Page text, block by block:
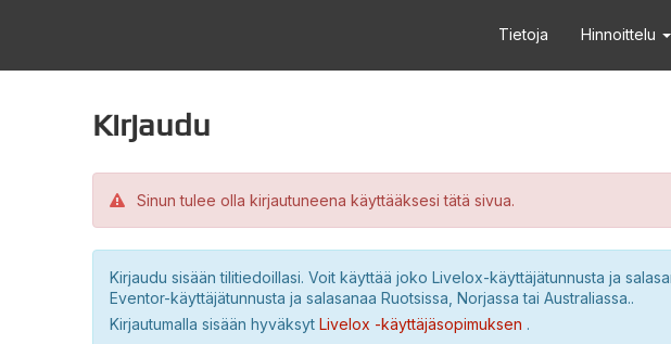
Tietoja Hinnoittelu
Kirjaudu
Sinun tulee olla kirjautuneena käyttääksesi tätä sivua.
Kirjaudu sisään tilitiedoillasi. Voit käyttää joko Livelox-käyttäjätunnusta ja
Eventor-käyttäjätunnusta ja salasanaa Ruotsissa, Norjassa tai Australiassa..
Kirjautumalla sisään hyväksyt Livelox -käyttäjäsopimuksen .